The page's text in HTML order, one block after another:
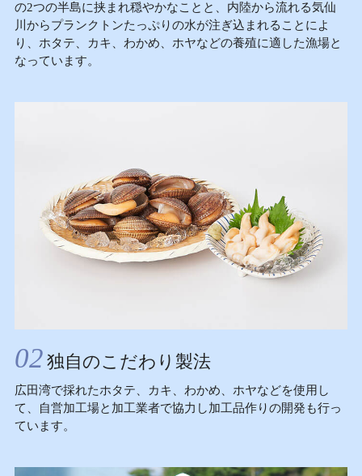
の2つの半島に挟まれ穏やかなことと、内陸から流れる気仙
川からプランクトンたっぷりの水が注ぎ込まれることによ
り、ホタテ、カキ、わかめ、ホヤなどの養殖に適した漁場と
なっています。
02 独自のこだわり製法
広田湾で採れたホタテ、カキ、わかめ、ホヤなどを使用し
て、自営加工場と加工業者で協力し加工品作りの開発も行っ
ています。